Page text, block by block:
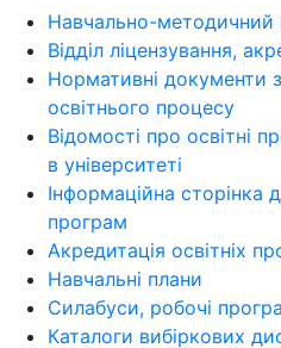
Навчально-методичний
Відділ ліцензування,
Нормативні документи з
освітнього процесу
Відомості про освітні
в університеті
Інформаційна сторінка
програм
Акредитація освітніх
Навчальні плани
Силабуси, робочі
Каталоги вибіркових